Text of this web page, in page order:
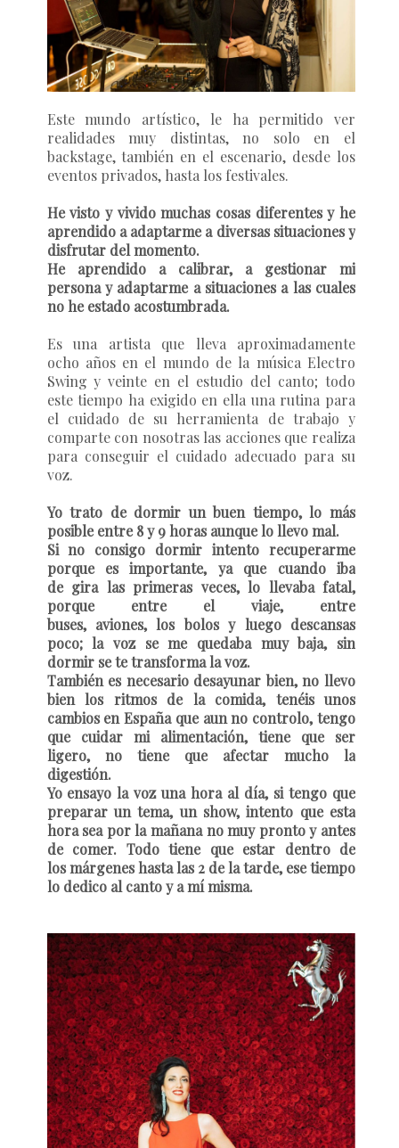
Este mundo artístico, le ha permitido ver
realidades muy distintas, no solo en el
backstage, también en el escenario, desde los
eventos privados, hasta los festivales.
He visto y vivido muchas cosas diferentes y he
aprendido a adaptarme a diversas situaciones y
disfrutar del momento.
He aprendido a calibrar, a gestionar mi
persona y adaptarme a situaciones a las cuales
no he estado acostumbrada.
Es una artista que lleva aproximadamente
ocho años en el mundo de la música Electro
Swing y veinte en el estudio del canto; todo
este tiempo ha exigido en ella una rutina para
el cuidado de su herramienta de trabajo y
comparte con nosotras las acciones que realiza
para conseguir el cuidado adecuado para su
voz.
Yo trato de dormir un buen tiempo, lo más
posible entre 8 y 9 horas aunque lo llevo mal.
Si no consigo dormir intento recuperarme
porque es importante, ya que cuando iba
de gira las primeras veces, lo llevaba fatal,
porque entre el viaje, entre
buses, aviones, los bolos y luego descansas
poco; la voz se me quedaba muy baja, sin
dormir se te transforma la voz.
También es necesario desayunar bien, no llevo
bien los ritmos de la comida, tenéis unos
cambios en España que aun no controlo, tengo
que cuidar mi alimentación, tiene que ser
ligero, no tiene que afectar mucho la
digestión.
Yo ensayo la voz una hora al día, si tengo que
preparar un tema, un show, intento que esta
hora sea por la mañana no muy pronto y antes
de comer. Todo tiene que estar dentro de
los márgenes hasta las 2 de la tarde, ese tiempo
lo dedico al canto y a mí misma.